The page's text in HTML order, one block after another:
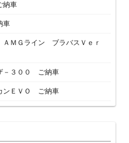
車
車
ＭＧライン ブラバスＶｅｒ
－３００ ご納車
ンＥＶＯ ご納車